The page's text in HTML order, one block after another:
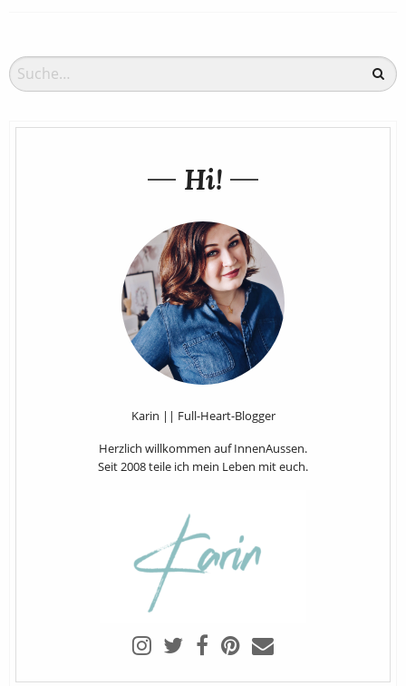
Hi!
Karin || Full-Heart-Blogger
Herzlich willkommen auf InnenAussen.
Seit 2008 teile ich mein Leben mit euch.